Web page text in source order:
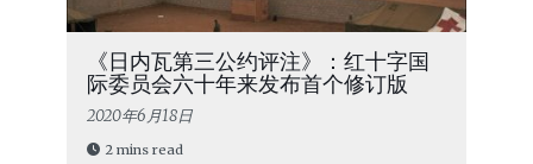
《日内瓦第三公约评注》：红十字国
际委员会六十年来发布首个修订版
2020年6月18日
2 mins read